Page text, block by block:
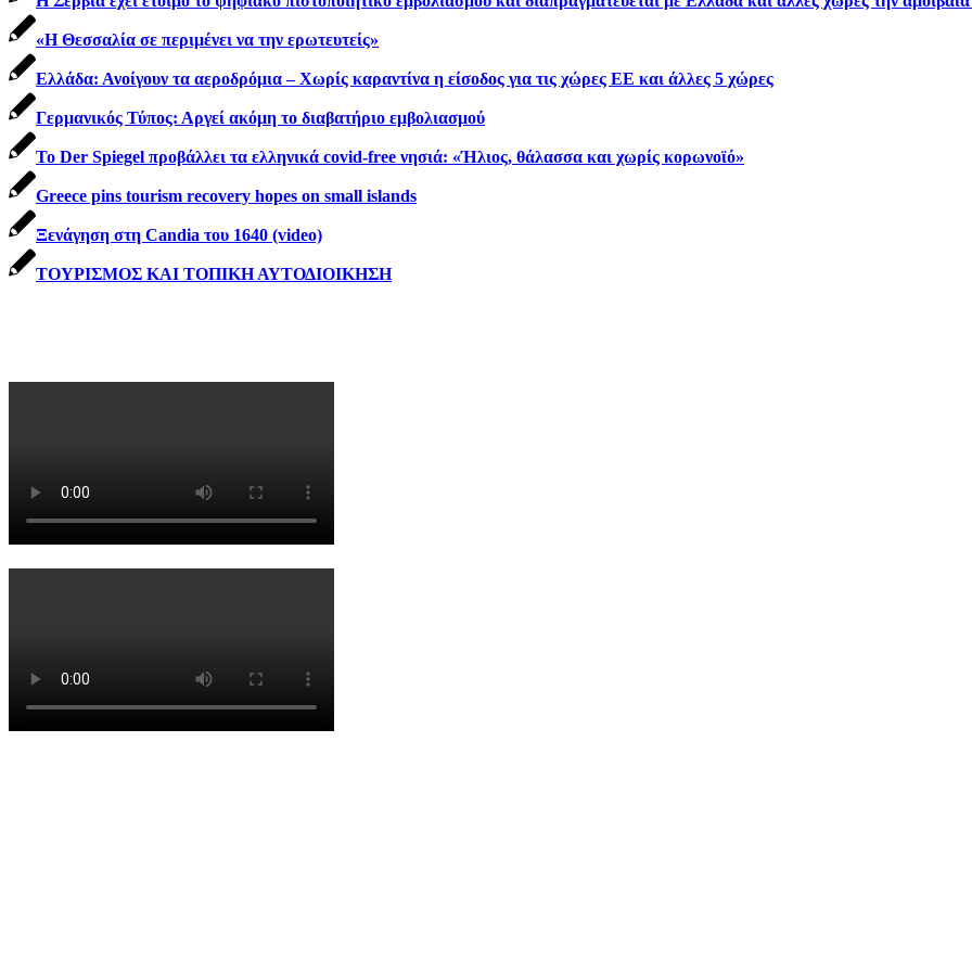
«Η Θεσσαλία σε περιμένει να την ερωτευτείς»
Ελλάδα: Ανοίγουν τα αεροδρόμια – Χωρίς καραντίνα η είσοδος για τις χώρες ΕΕ και άλλες 5 χώρες
Γερμανικός Τύπος: Αργεί ακόμη το διαβατήριο εμβολιασμού
To Der Spiegel προβάλλει τα ελληνικά covid-free νησιά: «Ήλιος, θάλασσα και χωρίς κορωνοϊό»
Greece pins tourism recovery hopes on small islands
Ξενάγηση στη Candia του 1640 (video)
ΤΟΥΡΙΣΜΟΣ ΚΑΙ ΤΟΠΙΚΗ ΑΥΤΟΔΙΟΙΚΗΣΗ